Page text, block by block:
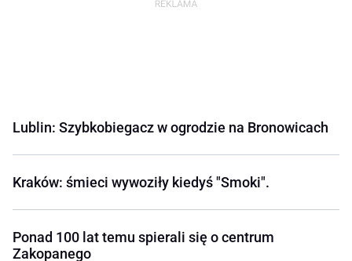
Lublin: Szybkobiegacz w ogrodzie na Bronowicach
Kraków: śmieci wywoziły kiedyś "Smoki".
Ponad 100 lat temu spierali się o centrum
Zakopanego